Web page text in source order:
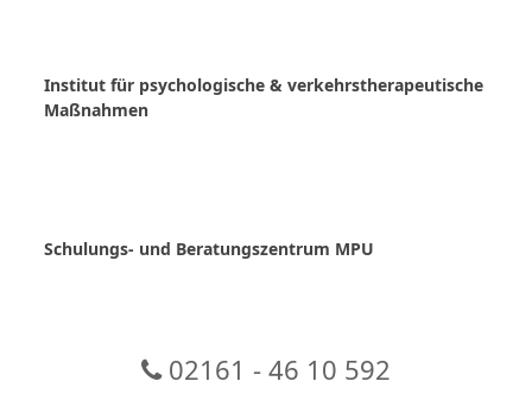
Institut für psychologische & verkehrstherapeutische
Maßnahmen
Schulungs- und Beratungszentrum MPU
02161 - 46 10 592